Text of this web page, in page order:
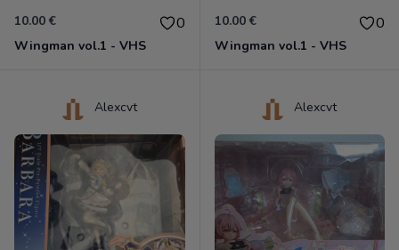
10.00 € 0
Wingman vol.1 - VHS
10.00 € 0
Wingman vol.1 - VHS
Alexcvt Alexcvt